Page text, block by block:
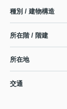
種別 / 建物構造
所在階 / 階建
所在地
交通